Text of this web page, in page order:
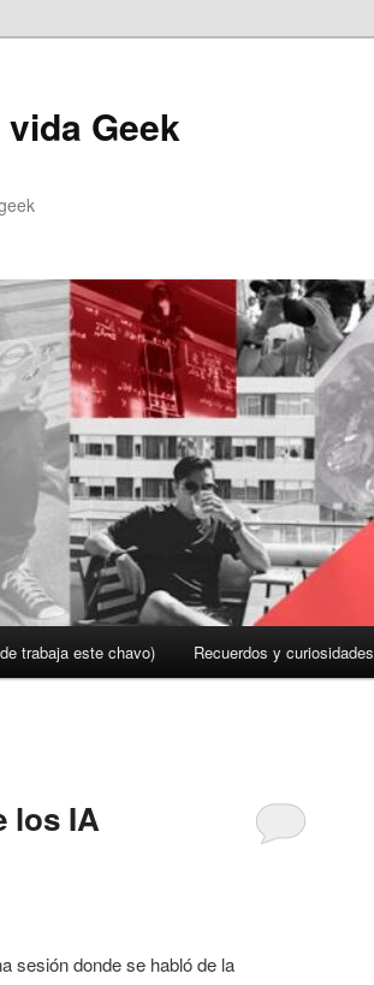
Geek
trabaja este chavo) Recuerdos y curiosidades
los IA
sesión donde se habló de la